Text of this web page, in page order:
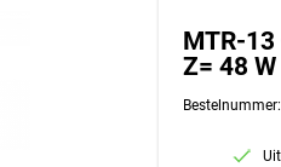
MTR-
Z= 48 W